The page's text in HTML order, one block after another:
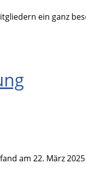
ein ganz
am 22. März